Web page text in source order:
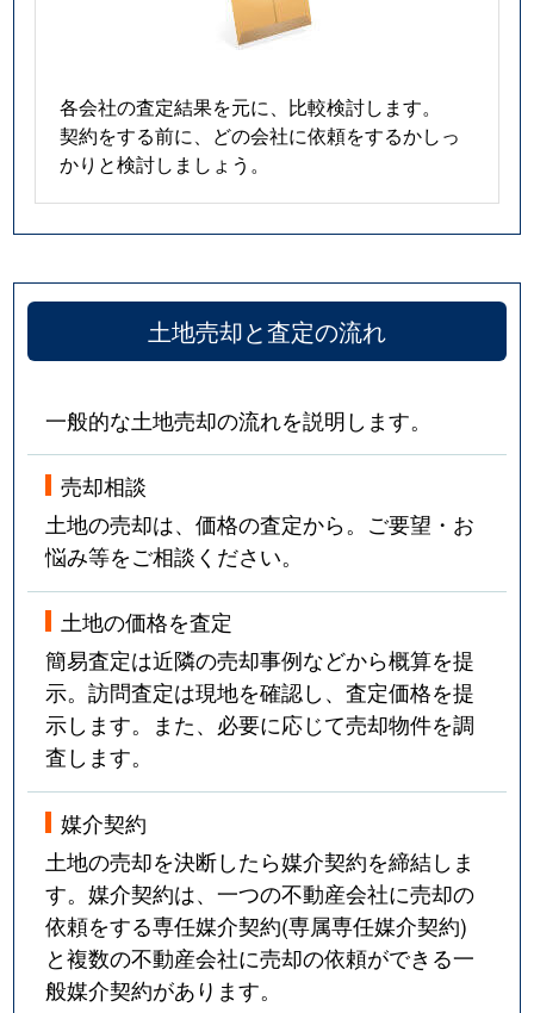
各会社の査定結果を元に、比較検討します。
契約をする前に、どの会社に依頼をするかしっ
かりと検討しましょう。
土地売却と査定の流れ
一般的な土地売却の流れを説明します。
売却相談
土地の売却は、価格の査定から。ご要望・お
悩み等をご相談ください。
土地の価格を査定
簡易査定は近隣の売却事例などから概算を提
示。訪問査定は現地を確認し、査定価格を提
示します。また、必要に応じて売却物件を調
査します。
媒介契約
土地の売却を決断したら媒介契約を締結しま
す。媒介契約は、一つの不動産会社に売却の
依頼をする専任媒介契約(専属専任媒介契約)
と複数の不動産会社に売却の依頼ができる一
般媒介契約があります。